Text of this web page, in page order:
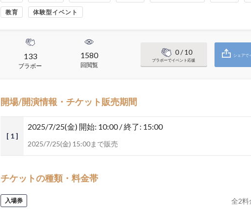
教育 体験型イベント
133
ブラボー
1580
回閲覧
0/ 10
ブラボーでイベント応援
シェアで
開場/開演情報・チケット販売期間
[ 1 ]
2025/7/25(金) 開始: 10:00 / 終了: 15:00
2025/7/25(金) 15:00まで販売
チケットの種類・料金帯
入場券 全2料